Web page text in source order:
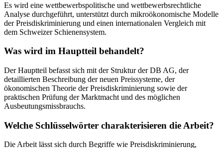
Es wird eine wettbewerbspolitische und wettbewerbsrechtliche
Analyse durchgeführt, unterstützt durch mikroökonomische Modelle
der Preisdiskriminierung und einen internationalen Vergleich mit
dem Schweizer Schienensystem.
Was wird im Hauptteil behandelt?
Der Hauptteil befasst sich mit der Struktur der DB AG, der
detaillierten Beschreibung der neuen Preissysteme, der
ökonomischen Theorie der Preisdiskriminierung sowie der
praktischen Prüfung der Marktmacht und des möglichen
Ausbeutungsmissbrauchs.
Welche Schlüsselwörter charakterisieren die Arbeit?
Die Arbeit lässt sich durch Begriffe wie Preisdiskriminierung,